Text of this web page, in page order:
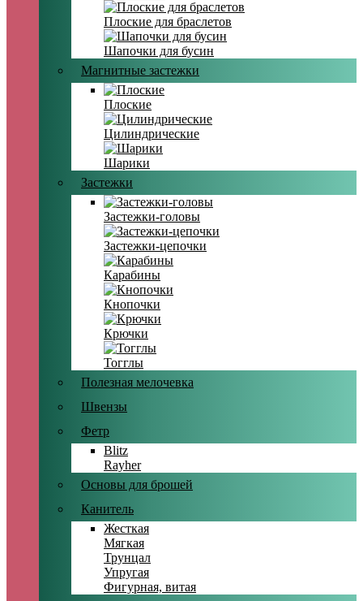
Плоские для браслетов
Шапочки для бусин
Магнитные застежки
Плоские
Цилиндрические
Шарики
Застежки
Застежки-головы
Застежки-цепочки
Карабины
Кнопочки
Крючки
Тогглы
Полезная мелочевка
Швензы
Фетр
Blitz
Rayher
Основы для брошей
Канитель
Жесткая
Мягкая
Трунцал
Упругая
Фигурная, витая